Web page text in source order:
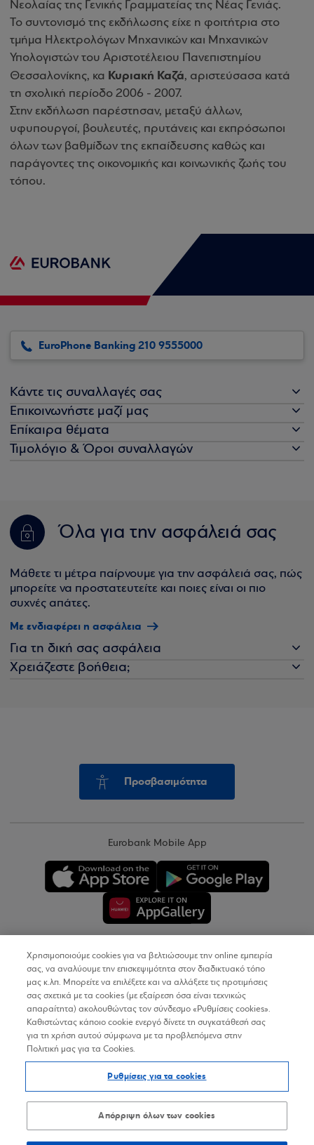
Νεολαίας της Γενικής Γραμματείας της Νέας Γενιάς.
Το συντονισμό της εκδήλωσης είχε η φοιτήτρια στο
τμήμα Ηλεκτρολόγων Μηχανικών και Μηχανικών
Υπολογιστών του Αριστοτέλειου Πανεπιστημίου
Θεσσαλονίκης, κα Κυριακή Καζά, αριστεύσασα κατά
τη σχολική περίοδο 2006 - 2007.
Στην εκδήλωση παρέστησαν, μεταξύ άλλων,
υφυπουργοί, βουλευτές, πρυτάνεις και εκπρόσωποι
όλων των βαθμίδων της εκπαίδευσης καθώς και
παράγοντες της οικονομικής και κοινωνικής ζωής του
τόπου.
EuroPhone Banking 210 9555000
Κάντε τις συναλλαγές σας
Επικοινωνήστε μαζί μας
Επίκαιρα θέματα
Τιμολόγιο & Όροι συναλλαγών
Όλα για την ασφάλειά σας
Μάθετε τι μέτρα παίρνουμε για την ασφάλειά σας, πώς
μπορείτε να προστατευτείτε και ποιες είναι οι πιο
συχνές απάτες.
Με ενδιαφέρει η ασφάλεια
Για τη δική σας ασφάλεια
Χρειάζεστε βοήθεια;
Προσβασιμότητα
Eurobank Mobile App
Copyright © 2026
Όροι Χρήσης
Προσωπικά Δεδομένα στον Διαδικτυακό Τόπο
Δήλωση Προσβασιμότητας
Sitemap
Χρησιμοποιούμε cookies για να βελτιώσουμε την online εμπειρία
σας, να αναλύουμε την επισκεψιμότητα στον διαδικτυακό τόπο
μας κ.λπ. Μπορείτε να επιλέξετε και να αλλάξετε τις προτιμήσεις
σας σχετικά με τα cookies (με εξαίρεση όσα είναι τεχνικώς
απαραίτητα) ακολουθώντας τον σύνδεσμο «Ρυθμίσεις cookies».
Καθιστώντας κάποιο cookie ενεργό δίνετε τη συγκατάθεσή σας
για τη χρήση αυτού σύμφωνα με τα προβλεπόμενα στην
Πολιτική μας για τα Cookies.
Ρυθμίσεις για τα cookies
Απόρριψη όλων των cookies